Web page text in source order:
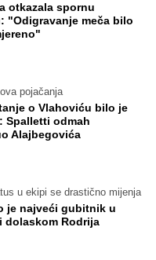
otkazala spornu
"Odigravanje meča bilo
pojačanja
o Vlahoviću bilo je
Spalletti odmah
Alajbegovića
u ekipi se drastično mijenja
je najveći gubitnik u
dolaskom Rodrija